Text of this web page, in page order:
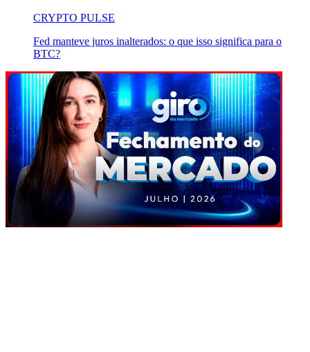
CRYPTO PULSE
Fed manteve juros inalterados: o que isso significa para o
BTC?